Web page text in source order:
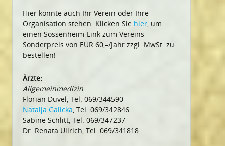
Hier könnte auch Ihr Verein oder Ihre
Organisation stehen. Klicken Sie hier , um
einen Sossenheim-Link zum Vereins-
Sonderpreis von EUR 60,–/Jahr zzgl. MwSt. zu
bestellen!
Ärzte:
Allgemeinmedizin
Florian Düvel, Tel. 069/344590
Natalja Galicka , Tel. 069/342846
Sabine Schlitt, Tel. 069/347237
Dr. Renata Ullrich, Tel. 069/341818